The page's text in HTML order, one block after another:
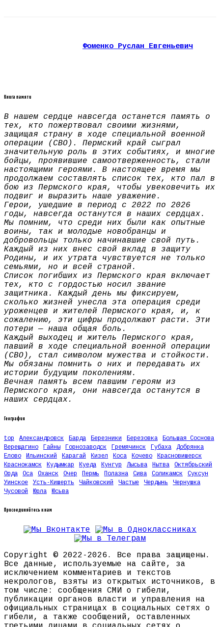
Фоменко Руслан Евгеньевич
Книга памяти
В нашем сердце навсегда останется память о
тех, кто пожертвовал своими жизнями,
защищая страну в ходе специальной военной
операции (СВО). Пермский край сыграл
значительную роль в этих событиях, и многие
бойцы, проявившие самоотверженность, стали
настоящими героями. В настоящее время мы
продолжаем составлять список тех, кто пал в
бою из Пермского края, чтобы увековечить их
подвиг и выразить наше уважение.
Герои, ушедшие в период с 2022 по 2026
годы, навсегда останутся в наших сердцах.
Мы помним, что среди них были как опытные
воины, так и молодые новобранцы и
добровольцы только начинавшие свой путь.
Каждый из них внес свой вклад в защиту
Родины, и их утрата чувствуется не только
семьями, но и всей страной.
Список погибших из Пермского края включает
тех, кто с гордостью носил звание
защитника. Каждый день мы фиксируем,
сколько жизней унесла эта операция среди
уроженцев и жителей Пермского края, и, к
сожалению, эти цифры продолжают расти. Эти
потери — наша общая боль.
Каждый выходец и житель Пермского края,
павший в ходе специальной военной операции
(СВО), стал символом мужества и стойкости.
Мы обязаны помнить о них и передавать их
истории будущим поколениям.
Вечная память всем павшим героям из
Пермского края, они навсегда останутся в
наших сердцах.
География
top Александровск Барда Березники Березовка
Большая Соснова
Верещагино
Гайны Горнозаводск Гремячинск Губаха
Добрянка
Елово
Ильинский Карагай Кизел Коса Кочево
Красновишерск
Краснокамск
Кудымкар Куеда Кунгур Лысьва Нытва
Октябрьский
Орда
Оса Оханск Очер Пермь Полазна Сива Соликамск
Суксун
Уинское
Усть-Кишерть Чайковский Частые Чердынь
Чернушка
Чусовой
Юрла Юсьва
Присоединяйтесь к нам
Copyright © 2022-2026. Все права защищены.
Все данные, используемые на сайте, за
исключением комментариев и текстов
некрологов, взяты из открытых источников, в
том числе: сообщения СМИ о гибели,
публикации органов власти и управления на
официальных страницах в социальных сетях о
гибели, а также сообщений, оставленных